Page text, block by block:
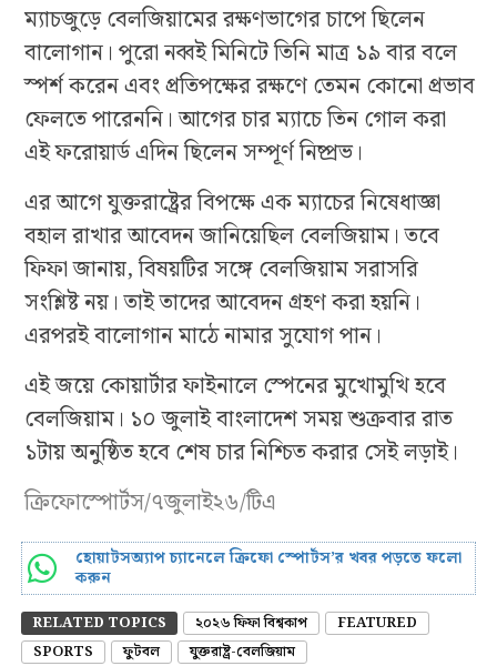
ম্যাচজুড়ে বেলজিয়ামের রক্ষণভাগের চাপে ছিলেন
বালোগান। পুরো নব্বই মিনিটে তিনি মাত্র ১৯ বার বলে
স্পর্শ করেন এবং প্রতিপক্ষের রক্ষণে তেমন কোনো প্রভাব
ফেলতে পারেননি। আগের চার ম্যাচে তিন গোল করা
এই ফরোয়ার্ড এদিন ছিলেন সম্পূর্ণ নিষ্প্রভ।
এর আগে যুক্তরাষ্ট্রের বিপক্ষে এক ম্যাচের নিষেধাজ্ঞা
বহাল রাখার আবেদন জানিয়েছিল বেলজিয়াম। তবে
ফিফা জানায়, বিষয়টির সঙ্গে বেলজিয়াম সরাসরি
সংশ্লিষ্ট নয়। তাই তাদের আবেদন গ্রহণ করা হয়নি।
এরপরই বালোগান মাঠে নামার সুযোগ পান।
এই জয়ে কোয়ার্টার ফাইনালে স্পেনের মুখোমুখি হবে
বেলজিয়াম। ১০ জুলাই বাংলাদেশ সময় শুক্রবার রাত
১টায় অনুষ্ঠিত হবে শেষ চার নিশ্চিত করার সেই লড়াই।
ক্রিফোস্পোর্টস/৭জুলাই২৬/টিএ
হোয়াটসঅ্যাপ চ্যানেলে ক্রিফো স্পোর্টস’র খবর পড়তে ফলো
করুন
RELATED TOPICS ২০২৬ ফিফা বিশ্বকাপ
FEATURED
SPORTS
ফুটবল যুক্তরাষ্ট্র-বেলজিয়াম